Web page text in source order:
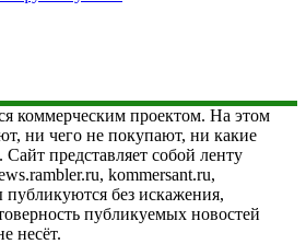
коммерческим проектом. На этом
ни чего не покупают, ни какие
представляет собой ленту
kommersant.ru,
без искажения,
публикуемых новостей
несёт.